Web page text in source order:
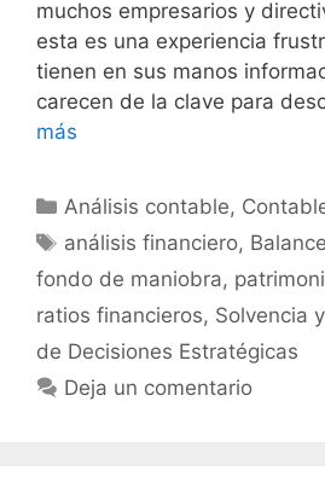
muchos empresarios y
esta es una experiencia
tienen en sus manos
carecen de la clave para
más
Categorías
Análisis contable,
Etiquetas
análisis financiero,
fondo de maniobra,
ratios financieros, Solvencia
de Decisiones Estratégicas
Deja un comentario